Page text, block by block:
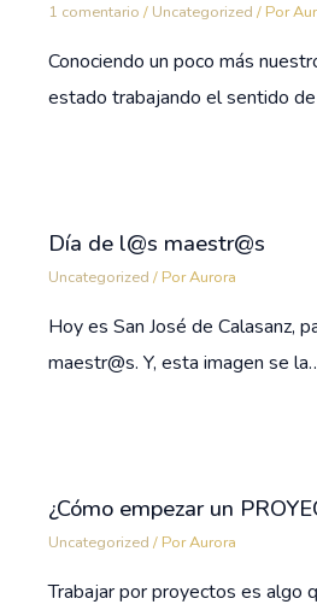
1 comentario / Uncategorized / Por
Conociendo un poco más
estado trabajando el sentido
Día de l@s maestr@s
Uncategorized / PorAurora
Hoy es San José de Calasanz,
maestr@s. Y, esta imagen se
¿Cómo empezar un
Uncategorized / PorAurora
Trabajar por proyectos es algo